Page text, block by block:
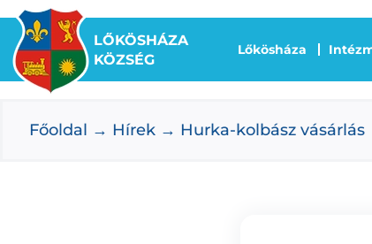
Kihagyás
LŐKÖSHÁZA
KÖZSÉG
Lőkösháza
Főoldal Hírek Hurka-kolbász vásárlás